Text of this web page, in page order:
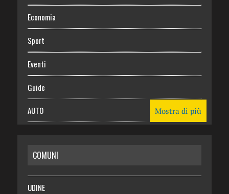
Economia
Sport
Eventi
Guide
AUTO
RISPARMIO
SALUTE
Mostra di più
COMUNI
UDINE